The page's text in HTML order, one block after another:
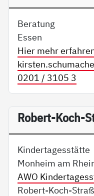
Beratung
Essen
Hier mehr
0201 / 3105 3
Robert-Koch-
Kindertagesstätte
Monheim am
AWO
Robert-Koch-